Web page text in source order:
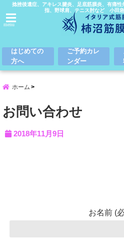
捻挫後遺症、アキレス腱炎、足底筋膜炎、有痛
指、野球肩、テニス肘など 小田
menu
はじめての
方へ
ご予約カレ
ンダー
ホーム
お問い合わせ
2018年11月9日
お名前 (